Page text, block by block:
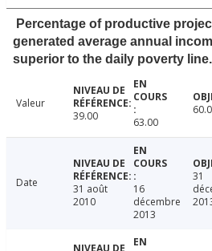
Percentage of productive
generated average annual
superior to the daily poverty line.
Valeur
39.00
63.00
Date
31 août
2010
16
décembre
2013
31